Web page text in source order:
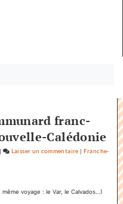
franc-
Calédonie
| Laisser un commentaire on
Factuel.media
le
| Franche-
même voyage : le Var, le Calvados…)